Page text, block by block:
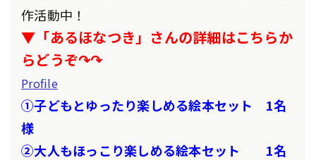
作活動中！
▼「あるほなつき」さんの詳細はこちらか
らどうぞ↷↷
Profile
①子どもとゆったり楽しめる絵本セット 1名
様
②大人もほっこり楽しめる絵本セット 1名